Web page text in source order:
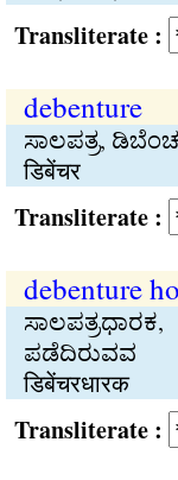
:
debenture
ಸಾಲಪತ್ರ,
डिबेंचर
:
debenture
ಪಡೆದಿರುವವ
डिबेंचरधारक
: